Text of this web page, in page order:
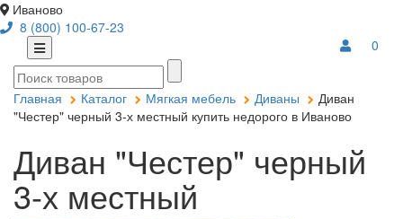
Иваново
8 (800) 100-67-23
0
Главная Каталог Мягкая мебель Диваны
Диван
"Честер" черный 3-х местный купить недорого в Иваново
Диван "Честер" черный
3-х местный